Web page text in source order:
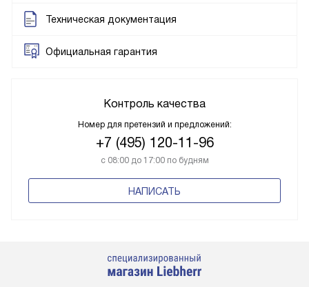
Техническая документация
Официальная гарантия
Контроль качества
Номер для претензий и предложений:
+7 (495) 120-11-96
с 08:00 до 17:00 по будням
НАПИСАТЬ